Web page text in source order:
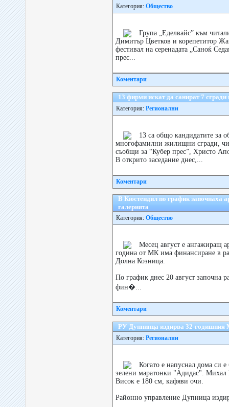
Категория: Общество
Група „Еделвайс” към
Димитър Цветков и корепетитор
фестивал на серенадата „Саноќ
прес...
Коментари
13 фирми искат да санират 7
Категория: Регионални
13 са общо кандидатите за
многофамилни жилищни сгради,
съобщи за “Кубер прес”, Христо
В открито заседание днес,...
Коментари
В Кюстендил по график започнаха
галерията
Категория: Общество
Месец август е ангажиращ
година от МК има финансиране в
Долна Козница.
По график днес 20 август започна
фин�...
Коментари
РУ Дупнинца издирва 32-годишния
Категория: Регионални
Когато е напуснал дома си
зелени маратонки "Адидас". Михал
Висок е 180 см, кафяви очи.
Районно управление Дупница